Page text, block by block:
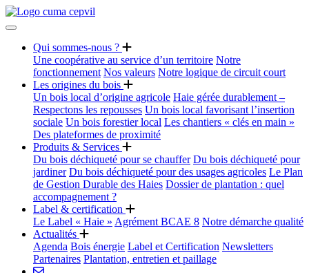
Qui sommes-nous ?
Une coopérative au service d’un territoire Notre
fonctionnement Nos valeurs Notre logique de circuit court
Les origines du bois
Un bois local d’origine agricole Haie gérée durablement –
Respectons les repousses Un bois local favorisant l’insertion
sociale Un bois forestier local Les chantiers « clés en main »
Des plateformes de proximité
Produits & Services
Du bois déchiqueté pour se chauffer Du bois déchiqueté pour
jardiner Du bois déchiqueté pour des usages agricoles Le Plan
de Gestion Durable des Haies Dossier de plantation : quel
accompagnement ?
Label & certification
Le Label « Haie » Agrément BCAE 8 Notre démarche qualité
Actualités
Agenda Bois énergie Label et Certification Newsletters
Partenaires Plantation, entretien et paillage